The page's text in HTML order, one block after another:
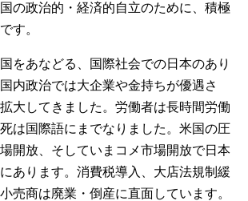
の政治的・経済的自立のために、積極
す。
をあなどる、国際社会での日本のあり
内政治では大企業や金持ちが優遇さ
大してきました。労働者は長時間労働
は国際語にまでなりました。米国の圧
開放、そしていまコメ市場開放で日本
あります。消費税導入、大店法規制緩
売商は廃業・倒産に直面しています。